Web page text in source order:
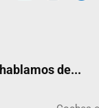
de...